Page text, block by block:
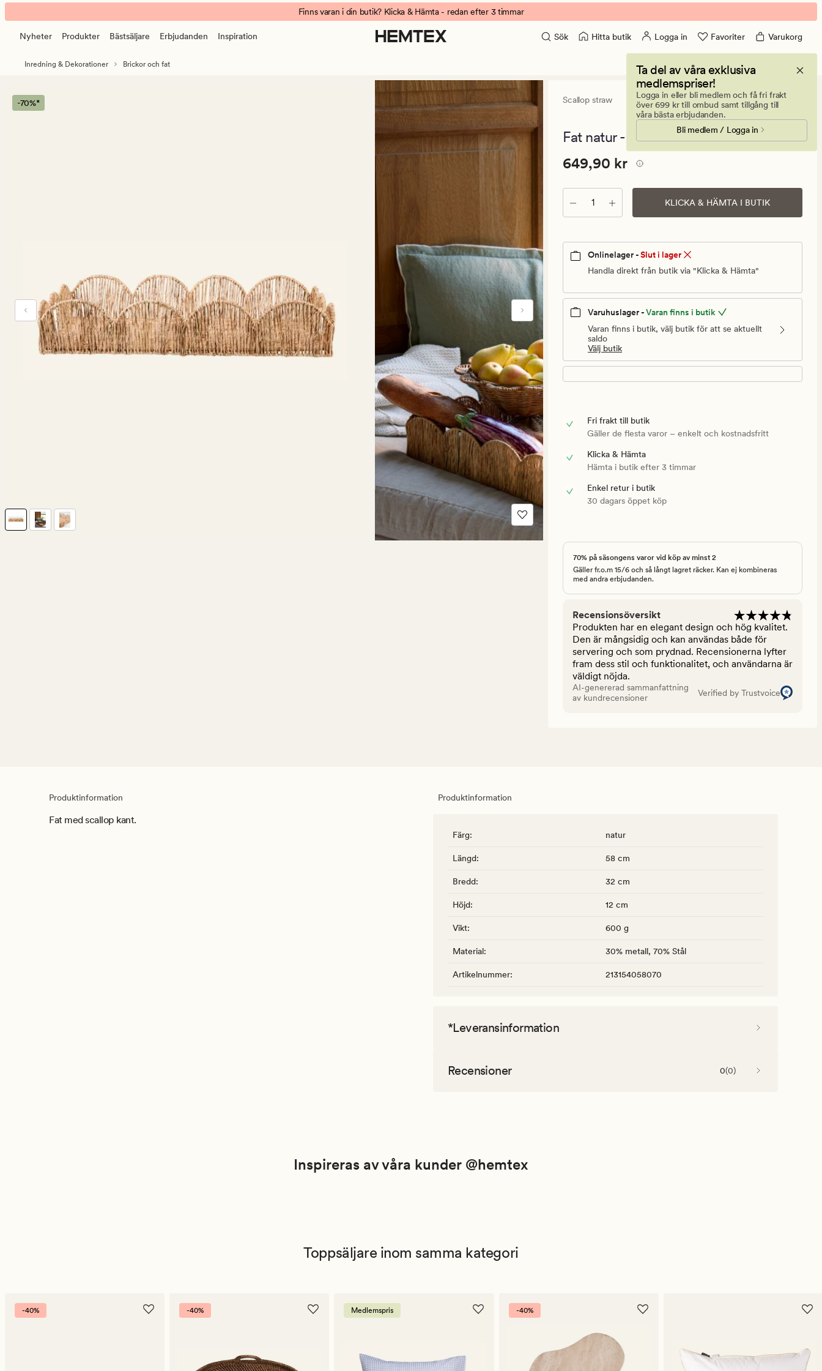
Scallop
straw
banner.
Klicka
ESCAPE
att
pausa.
Finns varan i din butik? Klicka & Hämta - redan efter 3 timmar
Nyheter Produkter Bästsäljare Erbjudanden Inspiration Sök Hitta butik Logga in Favoriter Varukorg
Ta del av våra exklusiva
medlemspriser!
Logga in eller bli medlem och få fri frakt
över 699 kr till ombud samt tillgång till
våra bästa erbjudanden.
Bli medlem / Logga in
Inredning & Dekorationer Brickor och fat
-70%* Scallop straw
0
med
betyg
0
Fat natur - 32x58x12 cm
Pris
649,90
kr.
Ordinarie
pris
kr
Pris 649,90 kr
649,90 kr
Antal KLICKA & HÄMTA I BUTIK
Onlinelager -Slut i lager
Handla direkt från butik via "Klicka & Hämta"
Varuhuslager -Varan finns i butik
Varan finns i butik, välj butik för att se aktuellt
saldo
Välj butik
Fri frakt till butik
Gäller de flesta varor – enkelt och kostnadsfritt
Klicka & Hämta
Hämta i butik efter 3 timmar
Enkel retur i butik
30 dagars öppet köp
70% på säsongens varor vid köp av minst 2
Gäller fr.o.m 15/6 och så långt lagret räcker. Kan ej kombineras
med andra erbjudanden.
Recensionsöversikt
Produkten har en elegant design och hög kvalitet.
Den är mångsidig och kan användas både för
servering och som prydnad. Recensionerna lyfter
fram dess stil och funktionalitet, och användarna är
väldigt nöjda.
AI-genererad sammanfattning
av kundrecensioner
Verified by Trustvoice
Produktinformation
Fat med scallop kant.
Produktinformation
Färg: natur
Längd: 58 cm
Bredd: 32 cm
Höjd: 12 cm
Vikt: 600 g
Material: 30% metall, 70% Stål
Artikelnummer: 213154058070
*Leveransinformation
Recensioner 0(0)
Inspireras av våra kunder @hemtex
Toppsäljare inom samma kategori
-40% -40% Medlemspris -40%